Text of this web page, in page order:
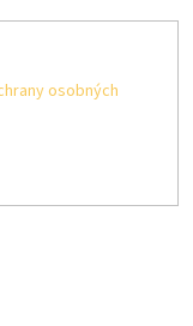
osobných